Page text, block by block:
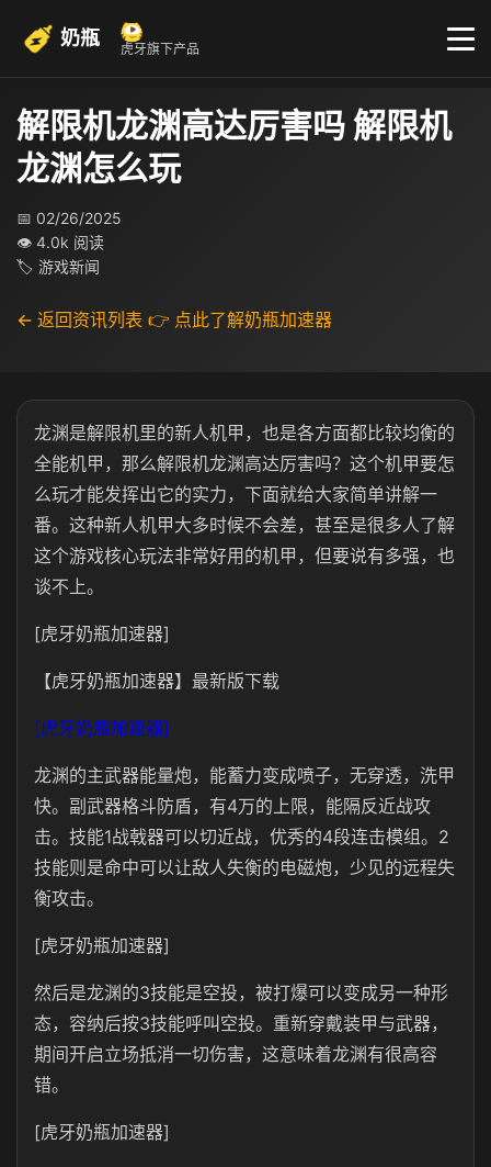
奶瓶 虎牙旗下产品
解限机龙渊高达厉害吗 解限机
龙渊怎么玩
📅 02/26/2025
👁 4.0k 阅读
🏷 游戏新闻
← 返回资讯列表 👉 点此了解奶瓶加速器
龙渊是解限机里的新人机甲，也是各方面都比较均衡的
全能机甲，那么解限机龙渊高达厉害吗？这个机甲要怎
么玩才能发挥出它的实力，下面就给大家简单讲解一
番。这种新人机甲大多时候不会差，甚至是很多人了解
这个游戏核心玩法非常好用的机甲，但要说有多强，也
谈不上。
[虎牙奶瓶加速器]
【虎牙奶瓶加速器】最新版下载
[虎牙奶瓶加速器]
龙渊的主武器能量炮，能蓄力变成喷子，无穿透，洗甲
快。副武器格斗防盾，有4万的上限，能隔反近战攻
击。技能1战戟器可以切近战，优秀的4段连击模组。2
技能则是命中可以让敌人失衡的电磁炮，少见的远程失
衡攻击。
[虎牙奶瓶加速器]
然后是龙渊的3技能是空投，被打爆可以变成另一种形
态，容纳后按3技能呼叫空投。重新穿戴装甲与武器，
期间开启立场抵消一切伤害，这意味着龙渊有很高容
错。
[虎牙奶瓶加速器]